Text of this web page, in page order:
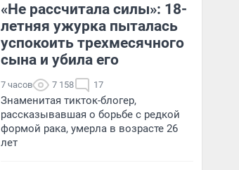
«Не рассчитала силы»: 18-
летняя ужурка пыталась
успокоить трехмесячного
сына и убила его
7 часов 7 158 17
Знаменитая тикток-блогер,
рассказывавшая о борьбе с редкой
формой рака, умерла в возрасте 26
лет